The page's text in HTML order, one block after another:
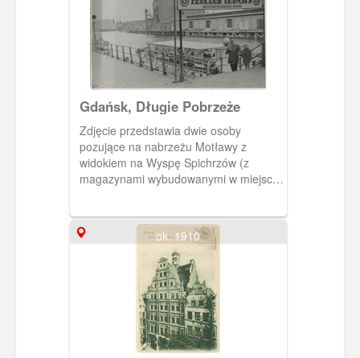
Gdańsk, Długie Pobrzeże
Zdjęcie przedstawia dwie osoby
pozujące na nabrzeżu Motławy z
widokiem na Wyspę Spichrzów (z
magazynami wybudowanymi w miejscu
roku i pieczątka zakładu
fotograficznego Foto-Am. Alfred Ponner
ok. 1910